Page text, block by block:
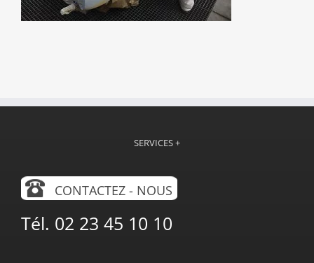
SERVICES +
CONTACTEZ - NOUS
Tél. 02 23 45 10 10